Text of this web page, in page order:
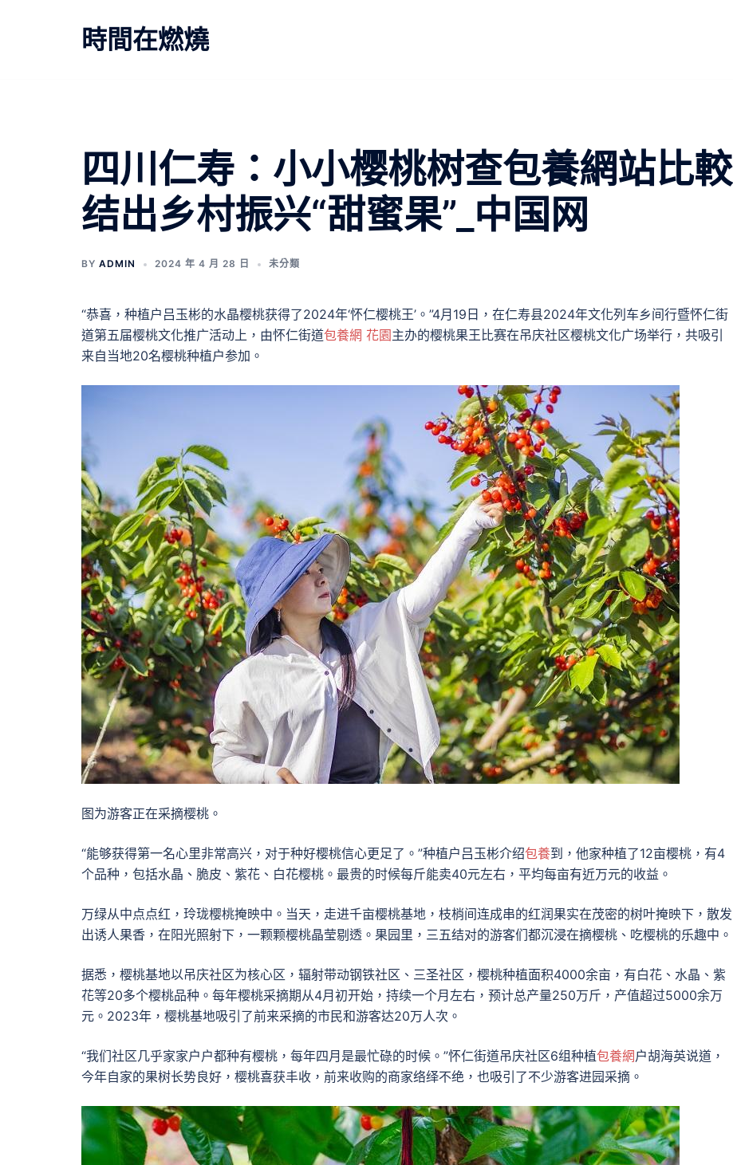
時間在燃燒
四川仁寿：小小樱桃树查包養網站比較
结出乡村振兴“甜蜜果”_中国网
BY ADMIN 2024 年 4 月 28 日 未分類
“恭喜，种植户吕玉彬的水晶樱桃获得了2024年‘怀仁樱桃王’。”4月19日，在仁寿县2024年文化列车乡间行暨怀仁街
道第五届樱桃文化推广活动上，由怀仁街道包養網 花園主办的樱桃果王比赛在吊庆社区樱桃文化广场举行，共吸引
来自当地20名樱桃种植户参加。
图为游客正在采摘樱桃。
“能够获得第一名心里非常高兴，对于种好樱桃信心更足了。”种植户吕玉彬介绍包養到，他家种植了12亩樱桃，有4
个品种，包括水晶、脆皮、紫花、白花樱桃。最贵的时候每斤能卖40元左右，平均每亩有近万元的收益。
万绿从中点点红，玲珑樱桃掩映中。当天，走进千亩樱桃基地，枝梢间连成串的红润果实在茂密的树叶掩映下，散发
出诱人果香，在阳光照射下，一颗颗樱桃晶莹剔透。果园里，三五结对的游客们都沉浸在摘樱桃、吃樱桃的乐趣中。
据悉，樱桃基地以吊庆社区为核心区，辐射带动钢铁社区、三圣社区，樱桃种植面积4000余亩，有白花、水晶、紫
花等20多个樱桃品种。每年樱桃采摘期从4月初开始，持续一个月左右，预计总产量250万斤，产值超过5000余万
元。2023年，樱桃基地吸引了前来采摘的市民和游客达20万人次。
“我们社区几乎家家户户都种有樱桃，每年四月是最忙碌的时候。”怀仁街道吊庆社区6组种植包養網户胡海英说道，
今年自家的果树长势良好，樱桃喜获丰收，前来收购的商家络绎不绝，也吸引了不少游客进园采摘。